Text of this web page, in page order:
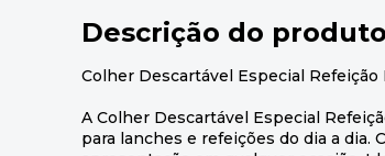
Descrição do produto
Colher Descartável Especial Refeição
A Colher Descartável Especial
para lanches e refeições do dia a dia.